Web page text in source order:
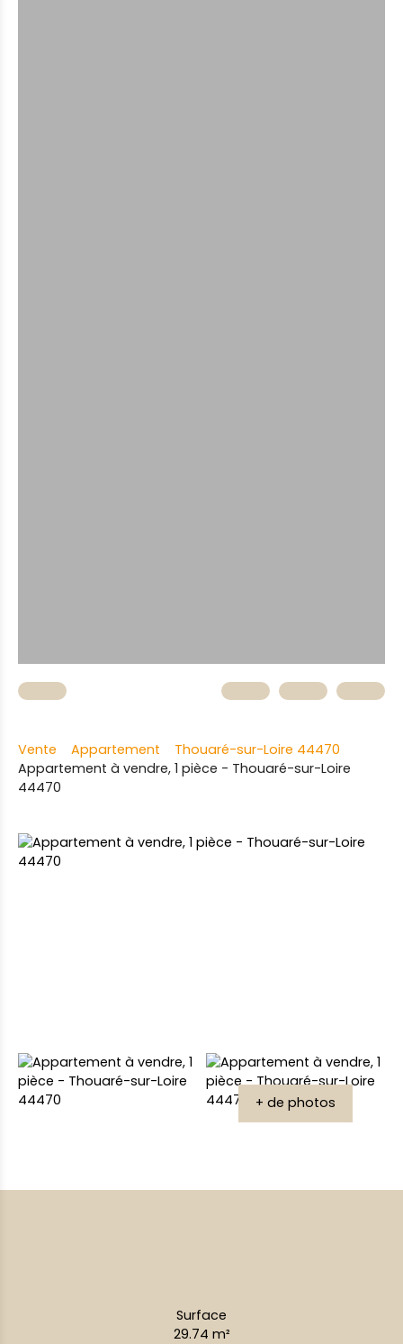
Vente Appartement
Thouaré-sur-Loire 44470
Appartement à vendre, 1 pièce - Thouaré-sur-Loire
44470
+ de photos
Surface
29.74 m²